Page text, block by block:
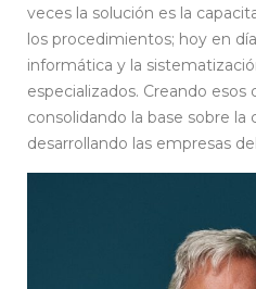
veces la solución es la
los procedimientos; hoy en
informática y la
especializados. Creando
consolidando la base sobre la
desarrollando las empresas